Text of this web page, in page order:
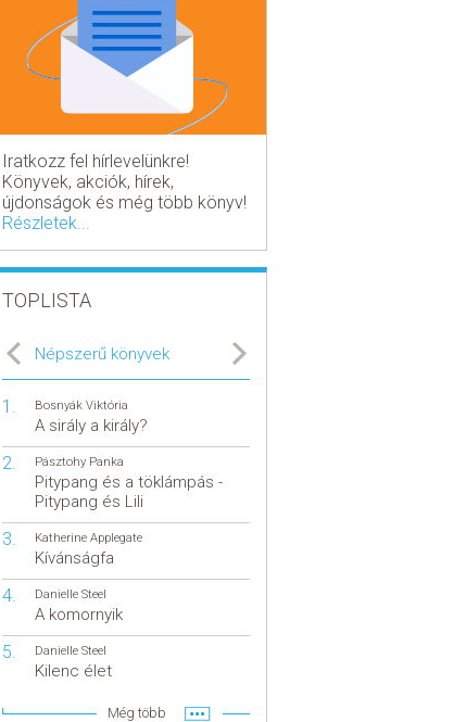
Iratkozz fel hírlevelünkre!
Könyvek, akciók, hírek,
újdonságok és még több könyv!
Részletek...
TOPLISTA
Népszerű könyvek
Bosnyák Viktória
A sirály a király?
Pásztohy Panka
Pitypang és a töklámpás -
Pitypang és Lili
Katherine Applegate
Kívánságfa
Danielle Steel
A komornyik
Danielle Steel
Kilenc élet
Még több